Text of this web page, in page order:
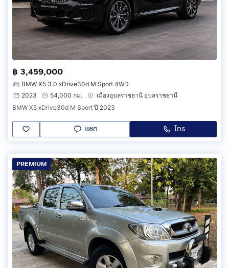
฿ 3,459,000
BMW X5 3.0 xDrive30d M Sport 4WD
2023
54,000 กม.
เมืองอุบลราชธานี อุบลราชธานี
BMW X5 xDrive30d M Sport ปี 2023
แชท โทร
PREMIUM